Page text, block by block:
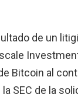
de un
Bitcoin al
SEC de la